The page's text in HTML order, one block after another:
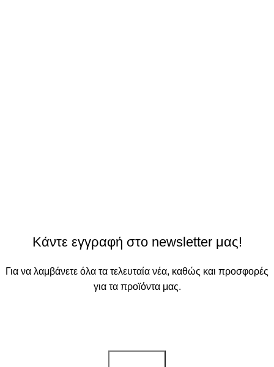
Κάντε εγγραφή στο newsletter μας!
Για να λαμβάνετε όλα τα τελευταία νέα, καθώς και προσφορές
για τα προϊόντα μας.